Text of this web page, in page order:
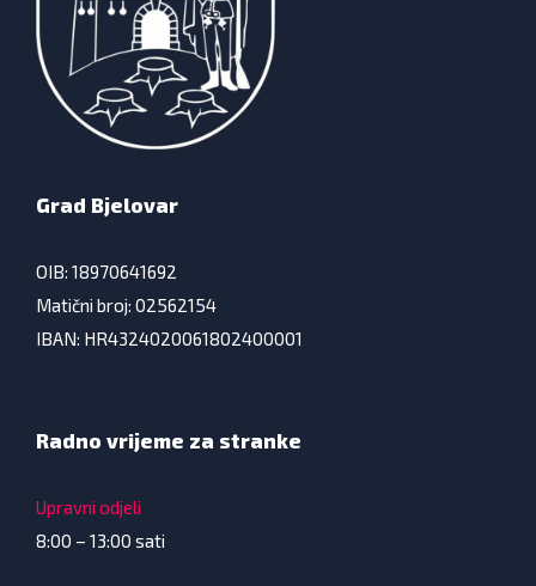
Grad Bjelovar
OIB: 18970641692
Matični broj: 02562154
IBAN: HR4324020061802400001
Radno vrijeme za stranke
Upravni odjeli
8:00 – 13:00 sati